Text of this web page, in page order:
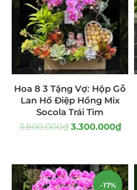
Tiểu Cảnh Lan Sen Đá
Hoa Ngày Lễ 8/3
Hoa Tặng 14/2
Hoa Tặng 20/10
Quà Tặng
Quà Tặng Khách Hàng
Hoa 8 3 Tặng Vợ: Hộp Gỗ
Lan Hồ Điệp Hồng Mix
Socola Trái Tim
3.800.000₫ 3.300.000₫
-17%